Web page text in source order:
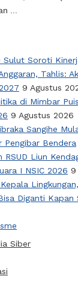
...
Sulut Soroti
Tahlis:
9 Agustus
di Mimbar
9 Agustus 2026
Sangihe
Pengibar Bendera
RSUD Liun
I NSIC 2026 9
Diganti Kapan
Siber